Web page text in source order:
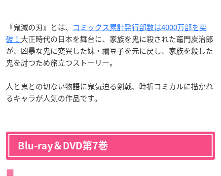
『鬼滅の刃』とは、 コミックス累計発行部数は4000万部を突
破！ 大正時代の日本を舞台に、家族を鬼に殺された竈門炭治郎
が、凶暴な鬼に変異した妹・禰豆子を元に戻し、家族を殺した
鬼を討つため旅立つストーリー。
人と鬼との切ない物語に鬼気迫る剣戟、時折コミカルに描かれ
るキャラが人気の作品です。
Blu-ray＆DVD第7巻